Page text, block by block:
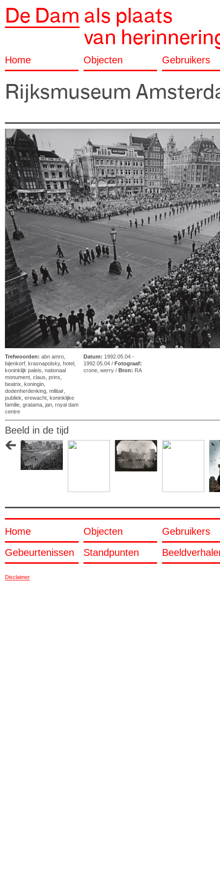
De Dam als plaats
van
Home Objecten Gebruikers
Rijksmuseum
Trefwoorden: abn amro
bijenkorf krasnapolsky, hotel
koninklijk paleis nationaal
monument claus, prins
beatrix, koningin
dodenherdenking militair
publiek erewacht koninklijke
familie gratama, jan royal dam
centre
Datum: 1992.05.04 -
1992.05.04 / Fotograaf:
crone, werry / Bron: RA
Beeld in de tijd
Home Objecten
Gebruikers
Gebeurtenissen
Standpunten
Disclaimer